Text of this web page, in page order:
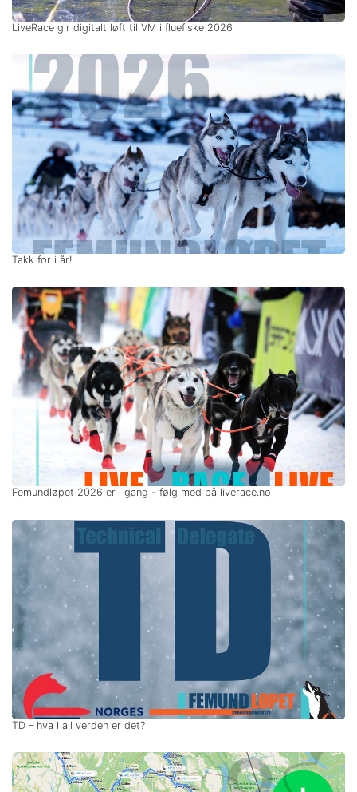
LiveRace gir digitalt løft til VM i fluefiske 2026
Takk for i år!
Femundløpet 2026 er i gang - følg med på liverace.no
TD – hva i all verden er det?